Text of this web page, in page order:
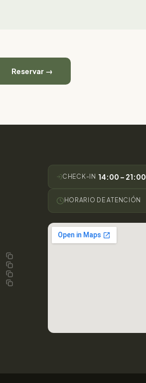
Reservar →
CHECK-IN 14:00 – 21:00
HORARIO DE ATENCIÓN